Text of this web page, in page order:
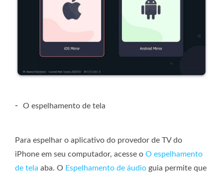
- O espelhamento de tela
Para espelhar o aplicativo do provedor de TV do
iPhone em seu computador, acesse o O espelhamento
de tela aba. O Espelhamento de áudio guia permite que